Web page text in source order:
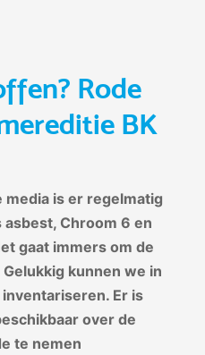
Rode
BK
media is er regelmatig
Chroom 6 en
gaat immers om de
kunnen we in
Er is
over de
te nemen